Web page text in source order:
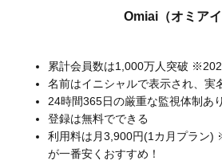
Omiai（オミアイ
累計会員数は1,000万人突破
名前はイニシャルで表示され、実
24時間365日の厳重な監視体制あり
登録は無料でできる
利用料は月3,900円(1カ月プラン)
が一番安くおすすめ！